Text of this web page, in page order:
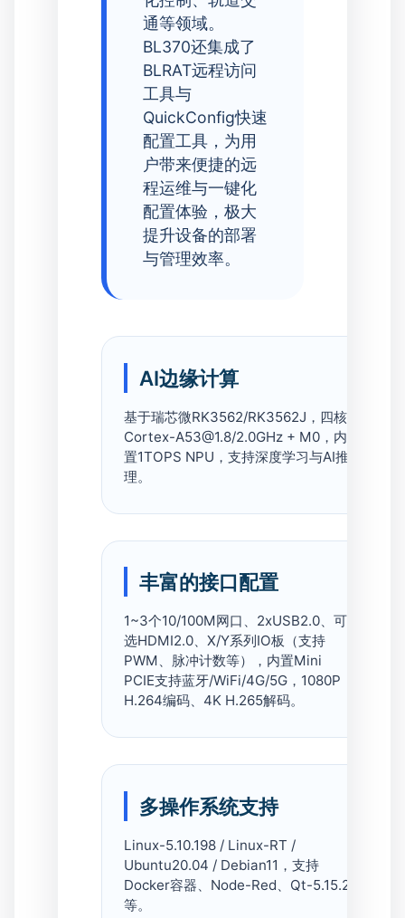
通等领域。
BL370还集成了
BLRAT远程访问
工具与
QuickConfig快速
配置工具，为用
户带来便捷的远
程运维与一键化
配置体验，极大
提升设备的部署
与管理效率。
AI边缘计算
基于瑞芯微RK3562/RK3562J，四核
Cortex-A53@1.8/2.0GHz + M0，内
置1TOPS NPU，支持深度学习与AI推
理。
丰富的接口配置
1~3个10/100M网口、2xUSB2.0、可
选HDMI2.0、X/Y系列IO板（支持
PWM、脉冲计数等），内置Mini
PCIE支持蓝牙/WiFi/4G/5G，1080P
H.264编码、4K H.265解码。
多操作系统支持
Linux-5.10.198 / Linux-RT /
Ubuntu20.04 / Debian11，支持
Docker容器、Node-Red、Qt-5.15.2
等。